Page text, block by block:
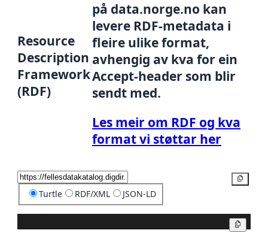
Resource
Description
Framework
(RDF)
på data.norge.no kan
levere RDF-metadata i
fleire ulike format,
avhengig av kva for ein
Accept-header som blir
sendt med.
Les meir om RDF og kva
format vi støttar her
Turtle RDF/XML JSON-LD